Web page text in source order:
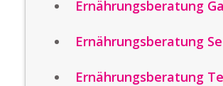
Ernährungsberatung
Ernährungsberatung
Ernährungsberatung